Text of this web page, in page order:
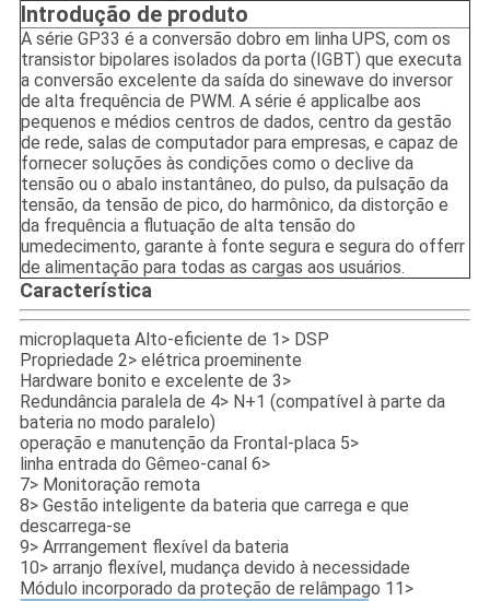
Introdução de produto
A série GP33 é a conversão dobro em linha UPS, com os
transistor bipolares isolados da porta (IGBT) que executa
a conversão excelente da saída do sinewave do inversor
de alta frequência de PWM. A série é applicalbe aos
pequenos e médios centros de dados, centro da gestão
de rede, salas de computador para empresas, e capaz de
fornecer soluções às condições como o declive da
tensão ou o abalo instantâneo, do pulso, da pulsação da
tensão, da tensão de pico, do harmônico, da distorção e
da frequência a flutuação de alta tensão do
umedecimento, garante à fonte segura e segura do offerr
de alimentação para todas as cargas aos usuários.
Característica
microplaqueta Alto-eficiente de 1> DSP
Propriedade 2> elétrica proeminente
Hardware bonito e excelente de 3>
Redundância paralela de 4> N+1 (compatível à parte da
bateria no modo paralelo)
operação e manutenção da Frontal-placa 5>
linha entrada do Gêmeo-canal 6>
7> Monitoração remota
8> Gestão inteligente da bateria que carrega e que
descarrega-se
9> Arrrangement flexível da bateria
10> arranjo flexível, mudança devido à necessidade
Módulo incorporado da proteção de relâmpago 11>